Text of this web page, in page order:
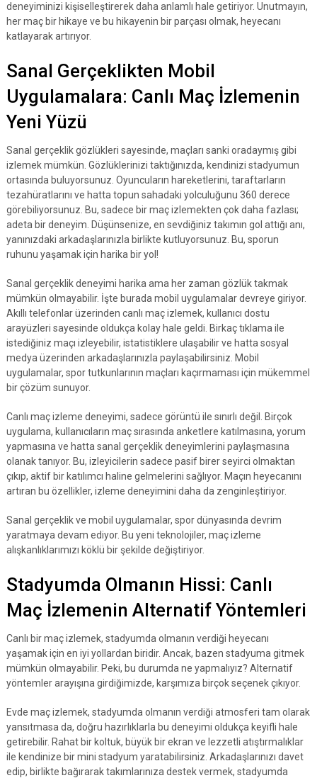
deneyiminizi kişiselleştirerek daha anlamlı hale getiriyor. Unutmayın,
her maç bir hikaye ve bu hikayenin bir parçası olmak, heyecanı
katlayarak artırıyor.
Sanal Gerçeklikten Mobil
Uygulamalara: Canlı Maç İzlemenin
Yeni Yüzü
Sanal gerçeklik gözlükleri sayesinde, maçları sanki oradaymış gibi
izlemek mümkün. Gözlüklerinizi taktığınızda, kendinizi stadyumun
ortasında buluyorsunuz. Oyuncuların hareketlerini, taraftarların
tezahüratlarını ve hatta topun sahadaki yolculuğunu 360 derece
görebiliyorsunuz. Bu, sadece bir maç izlemekten çok daha fazlası;
adeta bir deneyim. Düşünsenize, en sevdiğiniz takımın gol attığı anı,
yanınızdaki arkadaşlarınızla birlikte kutluyorsunuz. Bu, sporun
ruhunu yaşamak için harika bir yol!
Sanal gerçeklik deneyimi harika ama her zaman gözlük takmak
mümkün olmayabilir. İşte burada mobil uygulamalar devreye giriyor.
Akıllı telefonlar üzerinden canlı maç izlemek, kullanıcı dostu
arayüzleri sayesinde oldukça kolay hale geldi. Birkaç tıklama ile
istediğiniz maçı izleyebilir, istatistiklere ulaşabilir ve hatta sosyal
medya üzerinden arkadaşlarınızla paylaşabilirsiniz. Mobil
uygulamalar, spor tutkunlarının maçları kaçırmaması için mükemmel
bir çözüm sunuyor.
Canlı maç izleme deneyimi, sadece görüntü ile sınırlı değil. Birçok
uygulama, kullanıcıların maç sırasında anketlere katılmasına, yorum
yapmasına ve hatta sanal gerçeklik deneyimlerini paylaşmasına
olanak tanıyor. Bu, izleyicilerin sadece pasif birer seyirci olmaktan
çıkıp, aktif bir katılımcı haline gelmelerini sağlıyor. Maçın heyecanını
artıran bu özellikler, izleme deneyimini daha da zenginleştiriyor.
Sanal gerçeklik ve mobil uygulamalar, spor dünyasında devrim
yaratmaya devam ediyor. Bu yeni teknolojiler, maç izleme
alışkanlıklarımızı köklü bir şekilde değiştiriyor.
Stadyumda Olmanın Hissi: Canlı
Maç İzlemenin Alternatif Yöntemleri
Canlı bir maç izlemek, stadyumda olmanın verdiği heyecanı
yaşamak için en iyi yollardan biridir. Ancak, bazen stadyuma gitmek
mümkün olmayabilir. Peki, bu durumda ne yapmalıyız? Alternatif
yöntemler arayışına girdiğimizde, karşımıza birçok seçenek çıkıyor.
Evde maç izlemek, stadyumda olmanın verdiği atmosferi tam olarak
yansıtmasa da, doğru hazırlıklarla bu deneyimi oldukça keyifli hale
getirebilir. Rahat bir koltuk, büyük bir ekran ve lezzetli atıştırmalıklar
ile kendinize bir mini stadyum yaratabilirsiniz. Arkadaşlarınızı davet
edip, birlikte bağırarak takımlarınıza destek vermek, stadyumda